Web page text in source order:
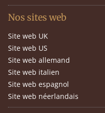
Nos sites web
Site web UK
Site web US
Site web allemand
Site web italien
Site web espagnol
Site web néerlandais